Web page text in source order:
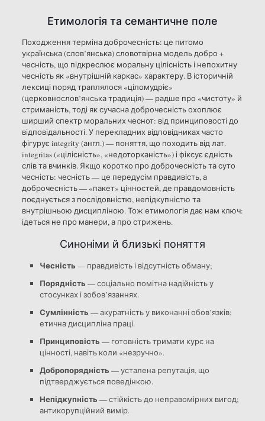
Етимологія та семантичне поле
Походження терміна доброчесність: це питомо
українська (слов’янська) словотвірна модель добро +
чесність, що підкреслює моральну цілісність і непохитну
чесність як «внутрішній каркас» характеру. В історичній
лексиці поряд траплялося «ціломудріє»
(церковнослов’янська традиція) — радше про «чистоту» й
стриманість, тоді як сучасна доброчесність охоплює
ширший спектр моральних чеснот: від принциповості до
відповідальності. У перекладних відповідниках часто
фігурує integrity (англ.) — поняття, що походить від лат.
integritas («цілісність», «недоторканість») і фіксує єдність
слів та вчинків. Якщо коротко про доброчесність та суто
чесність: чесність — це передусім правдивість, а
доброчесність — «пакет» цінностей, де правдомовність
поєднується з послідовністю, непідкупністю та
внутрішньою дисципліною. Тож етимологія дає нам ключ:
ідеться не про манери, а про стрижень.
Синоніми й близькі поняття
Чесність — правдивість і відсутність обману;
Порядність — соціально помітна надійність у
стосунках і зобов’язаннях.
Сумлінність — акуратність у виконанні обов’язків;
етична дисципліна праці.
Принциповість — готовність тримати курс на
цінності, навіть коли «незручно».
Добропорядність — усталена репутація, що
підтверджується поведінкою.
Непідкупність — стійкість до неправомірних вигод;
антикорупційний вимір.